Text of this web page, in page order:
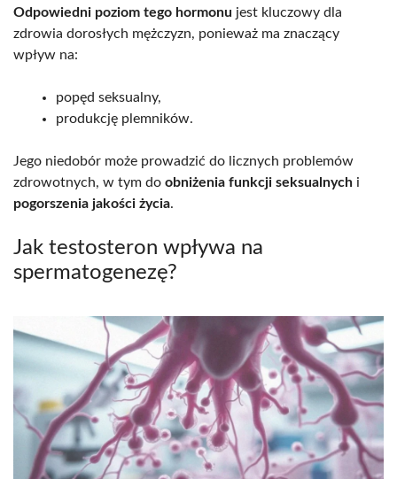
Odpowiedni poziom tego hormonu jest kluczowy dla
zdrowia dorosłych mężczyzn, ponieważ ma znaczący
wpływ na:
popęd seksualny,
produkcję plemników.
Jego niedobór może prowadzić do licznych problemów
zdrowotnych, w tym do obniżenia funkcji seksualnych i
pogorszenia jakości życia.
Jak testosteron wpływa na
spermatogenezę?